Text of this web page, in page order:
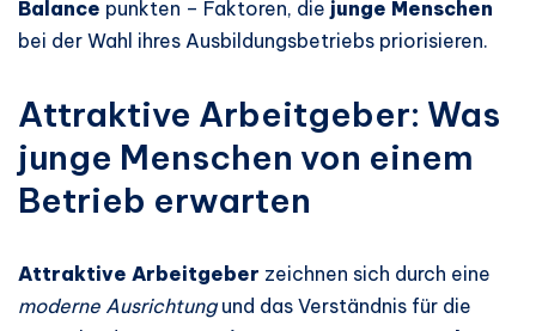
Balance punkten – Faktoren, die junge Menschen
bei der Wahl ihres Ausbildungsbetriebs priorisieren.
Attraktive Arbeitgeber: Was
junge Menschen von einem
Betrieb erwarten
Attraktive Arbeitgeber zeichnen sich durch eine
moderne Ausrichtungund das Verständnis für die